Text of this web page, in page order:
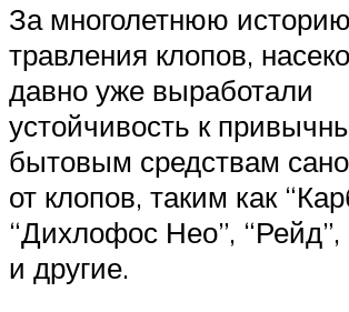
За многолетнюю историю
травления клопов,
давно уже выработали
устойчивость к
бытовым средствам
от клопов, таким как
“Дихлофос Нео”, “Рейд”,
и другие.